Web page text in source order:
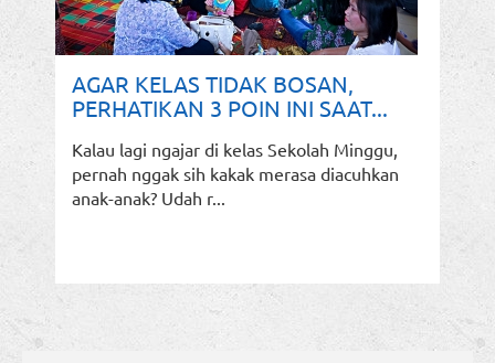
AGAR KELAS TIDAK BOSAN,
PERHATIKAN 3 POIN INI SAAT...
Kalau lagi ngajar di kelas Sekolah Minggu,
pernah nggak sih kakak merasa diacuhkan
anak-anak? Udah r...